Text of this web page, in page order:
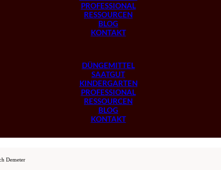
PROFESSIONAL
RESSOURCEN
BLOG
KONTAKT
DÜNGEMITTEL
SAATGUT
KINDERGARTEN
PROFESSIONAL
RESSOURCEN
BLOG
KONTAKT
Demeter